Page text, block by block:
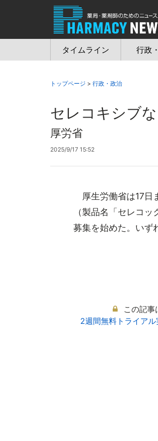
タイムライン 行政
トップページ > 行政・政治
セレコキシブ
厚労省
2025/9/17 15:52
厚生労働省は17日
（製品名「セレコ
募集を始めた。いず
この記事
2週間無料トライア